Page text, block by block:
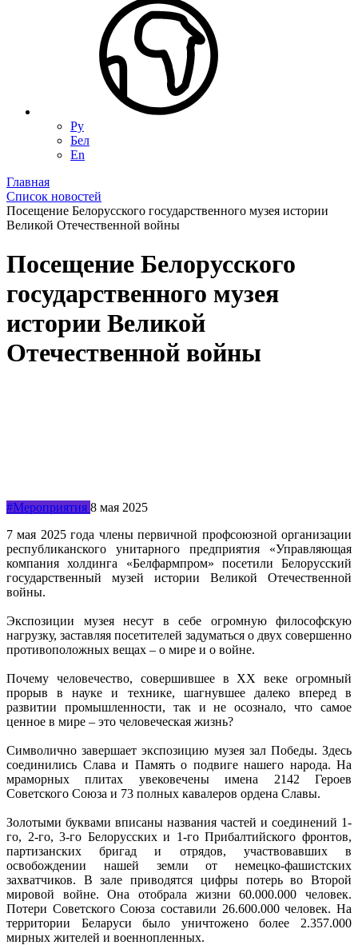
Ру
Бел
En
Главная
Список новостей
Посещение Белорусского государственного музея истории
Великой Отечественной войны
Посещение Белорусского
государственного музея
истории Великой
Отечественной войны
#Мероприятия 8 мая 2025
7 мая 2025 года члены первичной профсоюзной организации
республиканского унитарного предприятия «Управляющая
компания холдинга «Белфармпром» посетили Белорусский
государственный музей истории Великой Отечественной
войны.
Экспозиции музея несут в себе огромную философскую
нагрузку, заставляя посетителей задуматься о двух совершенно
противоположных вещах – о мире и о войне.
Почему человечество, совершившее в ХХ веке огромный
прорыв в науке и технике, шагнувшее далеко вперед в
развитии промышленности, так и не осознало, что самое
ценное в мире – это человеческая жизнь?
Символично завершает экспозицию музея зал Победы. Здесь
соединились Слава и Память о подвиге нашего народа. На
мраморных плитах увековечены имена 2142 Героев
Советского Союза и 73 полных кавалеров ордена Славы.
Золотыми буквами вписаны названия частей и соединений 1-
го, 2-го, 3-го Белорусских и 1-го Прибалтийского фронтов,
партизанских бригад и отрядов, участвовавших в
освобождении нашей земли от немецко-фашистских
захватчиков. В зале приводятся цифры потерь во Второй
мировой войне. Она отобрала жизни 60.000.000 человек.
Потери Советского Союза составили 26.600.000 человек. На
территории Беларуси было уничтожено более 2.357.000
мирных жителей и военнопленных.